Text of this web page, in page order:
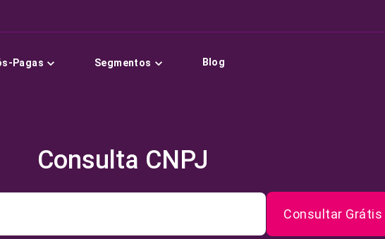
Pagas Segmentos Blog
Consulta CNPJ
Consultar Grátis